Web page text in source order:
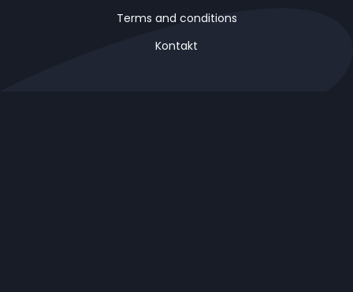
Terms and conditions
Kontakt